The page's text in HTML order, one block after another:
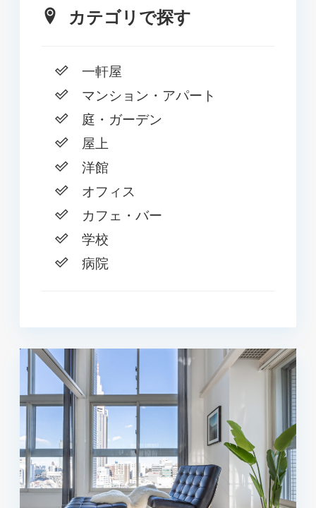
カテゴリで探す
一軒屋
マンション・アパート
庭・ガーデン
屋上
洋館
オフィス
カフェ・バー
学校
病院